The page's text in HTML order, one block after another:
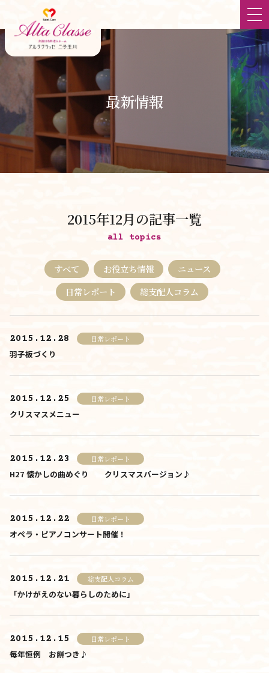
大切にしていること
チーム体制
立地
料金について
施設について
施設について
施設内・設備
0120-33-5943
さんさんといつくしみ
お問合せ
最新情報
2015年12月の記事一覧
all topics
すべて お役立ち情報
ニュース
日常レポート
総支配人コラム
2015.12.28 日常レポート
羽子板づくり
2015.12.25 日常レポート
クリスマスメニュー
2015.12.23 日常レポート
H27 懐かしの曲めぐり クリスマスバージョン♪
2015.12.22 日常レポート
オペラ・ピアノコンサート開催！
2015.12.21 総支配人コラム
「かけがえのない暮らしのために」
2015.12.15 日常レポート
毎年恒例 お餅つき♪